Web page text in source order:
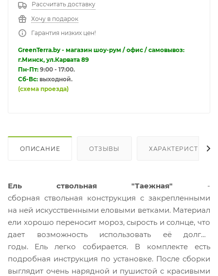
Рассчитать доставку
Хочу в подарок
Гарантия низких цен!
GreenTerra.by - магазин шоу-рум / офис / самовывоз:
г.Минск, ул.Карвата 89
Пн-Пт: 9:00 - 17:00.
Сб-Вс: выходной.
(схема проезда)
ОПИСАНИЕ ОТЗЫВЫ ХАРАКТЕРИСТИКИ
Ель ствольная "Таежная" -
сборная ствольная конструкция с закрепленными
на ней искусственными еловыми ветками. Материал
ели хорошо переносит мороз, сырость и солнце, что
дает возможность использовать её долгие
годы. Ель легко собирается. В комплекте есть
подробная инструкция по установке. После сборки
выглядит очень нарядной и пушистой с красивыми